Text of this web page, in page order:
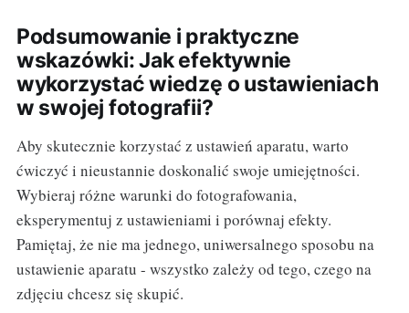
Podsumowanie i praktyczne
wskazówki: Jak efektywnie
wykorzystać wiedzę o ustawieniach
w swojej fotografii?
Aby skutecznie korzystać z ustawień aparatu, warto
ćwiczyć i nieustannie doskonalić swoje umiejętności.
Wybieraj różne warunki do fotografowania,
eksperymentuj z ustawieniami i porównaj efekty.
Pamiętaj, że nie ma jednego, uniwersalnego sposobu na
ustawienie aparatu - wszystko zależy od tego, czego na
zdjęciu chcesz się skupić.